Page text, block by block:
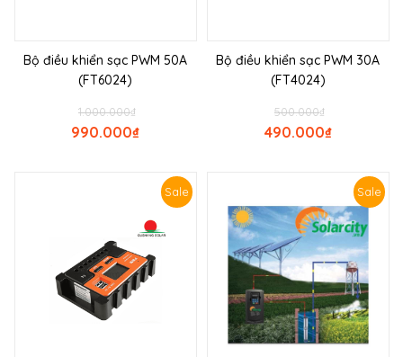
Bộ điều khiển sạc PWM 50A
(FT6024)
₫
1.000.000
₫
990.000
Bộ điều khiển sạc PWM 30A
(FT4024)
₫
500.000
₫
490.000
Sale Sale